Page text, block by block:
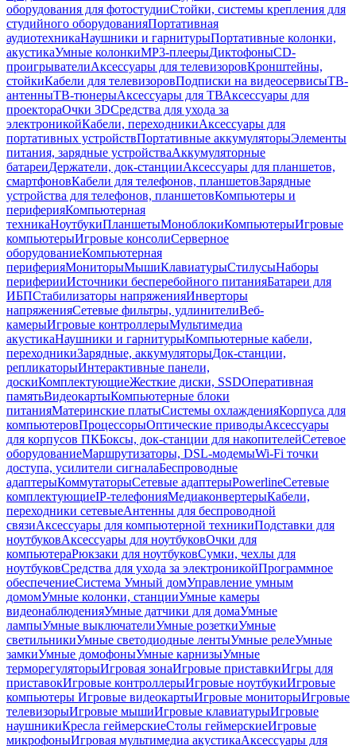
оборудования для фотостудииСтойки, системы крепления для
студийного оборудованияПортативная
аудиотехникаНаушники и гарнитурыПортативные колонки,
акустикаУмные колонкиMP3-плеерыДиктофоныCD-
проигрывателиАксессуары для телевизоровКронштейны,
стойкиКабели для телевизоровПодписки на видеосервисыТВ-
антенныТВ-тюнерыАксессуары для ТВАксессуары для
проектораОчки 3DСредства для ухода за
электроникойКабели, переходникиАксессуары для
портативных устройствПортативные аккумуляторыЭлементы
питания, зарядные устройстваАккумуляторные
батареиДержатели, док-станцииАксессуары для планшетов,
смартфоновКабели для телефонов, планшетовЗарядные
устройства для телефонов, планшетовКомпьютеры и
периферияКомпьютерная
техникаНоутбукиПланшетыМоноблокиКомпьютерыИгровые
компьютерыИгровые консолиСерверное
оборудованиеКомпьютерная
периферияМониторыМышиКлавиатурыСтилусыНаборы
периферииИсточники бесперебойного питанияБатареи для
ИБПСтабилизаторы напряженияИнверторы
напряженияСетевые фильтры, удлинителиВеб-
камерыИгровые контроллерыМультимедиа
акустикаНаушники и гарнитурыКомпьютерные кабели,
переходникиЗарядные, аккумуляторыДок-станции,
репликаторыИнтерактивные панели,
доскиКомплектующиеЖесткие диски, SSDОперативная
памятьВидеокартыКомпьютерные блоки
питанияМатеринские платыСистемы охлажденияКорпуса для
компьютеровПроцессорыОптические приводыАксессуары
для корпусов ПКБоксы, док-станции для накопителейСетевое
оборудованиеМаршрутизаторы, DSL-модемыWi-Fi точки
доступа, усилители сигналаБеспроводные
адаптерыКоммутаторыСетевые адаптерыPowerlineСетевые
комплектующиеIP-телефонияМедиаконвертерыКабели,
переходники сетевыеАнтенны для беспроводной
связиАксессуары для компьютерной техникиПодставки для
ноутбуковАксессуары для ноутбуковОчки для
компьютераРюкзаки для ноутбуковСумки, чехлы для
ноутбуковСредства для ухода за электроникойПрограммное
обеспечениеСистема Умный домУправление умным
домомУмные колонки, станцииУмные камеры
видеонаблюденияУмные датчики для домаУмные
лампыУмные выключателиУмные розеткиУмные
светильникиУмные светодиодные лентыУмные релеУмные
замкиУмные домофоныУмные карнизыУмные
терморегуляторыИгровая зонаИгровые приставкиИгры для
приставокИгровые контроллерыИгровые ноутбукиИгровые
компьютеры Игровые видеокартыИгровые мониторыИгровые
телевизорыИгровые мышиИгровые клавиатурыИгровые
наушникиКресла геймерскиеСтолы геймерскиеИгровые
микрофоныИгровая мультимедиа акустикаАксессуары для